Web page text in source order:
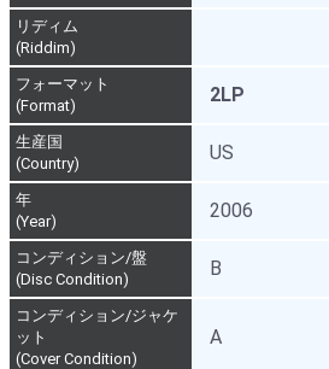
リディム
(Riddim)
フォーマット
(Format)
2LP
生産国
(Country)
US
年
(Year)
2006
コンディション/盤
(Disc Condition)
B
コンディション/ジャケ
ット
(Cover Condition)
A